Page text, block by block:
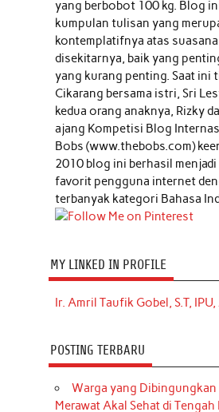
yang berbobot 100 kg. Blog
kumpulan tulisan yang
kontemplatifnya atas suasana
disekitarnya, baik yang
yang kurang penting. Saat ini
Cikarang bersama istri, Sri
kedua orang anaknya, Rizky
ajang Kompetisi Blog
Bobs (www.thebobs.com)
2010 blog ini berhasil menjadi
favorit pengguna internet
terbanyak kategori Bahasa
MY LINKED IN PROFILE
Ir. Amril Taufik Gobel, S.T, IPU,
POSTING TERBARU
Warga yang Dibingungkan
Merawat Akal Sehat di Tengah